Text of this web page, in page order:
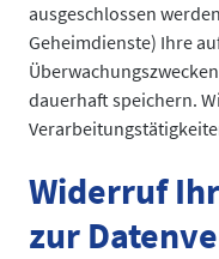
ausgeschlossen
Geheimdienste) Ihre
dauerhaft speichern.
Widerruf
zur